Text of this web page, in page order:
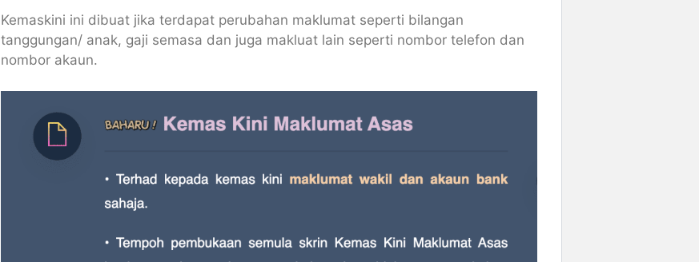
Kemaskini ini dibuat jika terdapat perubahan maklumat seperti bilangan
tanggungan/ anak, gaji semasa dan juga makluat lain seperti nombor telefon dan
nombor akaun.